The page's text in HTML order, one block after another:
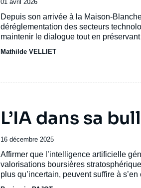
Date
de
publication
01 avril 2026
Accroche
Depuis son arrivée à la Maison-
déréglementation des secteurs
maintenir le dialogue tout en
Mathilde VELLIET
L’IA dans sa
Date
de
publication
16 décembre 2025
Accroche
Affirmer que l’intelligence artificielle
valorisations boursières
plus qu’incertain, peuvent suffire à